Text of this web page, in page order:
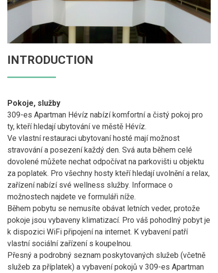
INTRODUCTION
Pokoje, služby
309-es Apartman Hévíz nabízí komfortní a čistý pokoj pro
ty, kteří hledají ubytování ve městě Hévíz.
Ve vlastní restauraci ubytovaní hosté mají možnost
stravování a posezení každý den. Svá auta během celé
dovolené můžete nechat odpočívat na parkovišti u objektu
za poplatek. Pro všechny hosty kteří hledají uvolnění a relax,
zařízení nabízí své wellness služby. Informace o
možnostech najdete ve formuláři níže.
Během pobytu se nemusíte obávat letních veder, protože
pokoje jsou vybaveny klimatizací. Pro váš pohodlný pobyt je
k dispozici WiFi připojení na internet. K vybavení patří
vlastní sociální zařízení s koupelnou.
Přesný a podrobný seznam poskytovaných služeb (včetně
služeb za příplatek) a vybavení pokojů v 309-es Apartman